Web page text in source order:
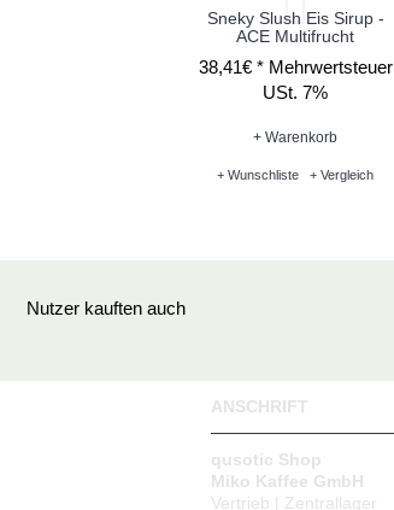
Sneky Slush Eis Sirup -
ACE Multifrucht
38,41€ * Mehrwertsteuer
USt. 7%
+ Warenkorb
+ Wunschliste + Vergleich
Nutzer kauften auch
ANSCHRIFT
qusotic Shop
Miko Kaffee GmbH
Vertrieb | Zentrallager